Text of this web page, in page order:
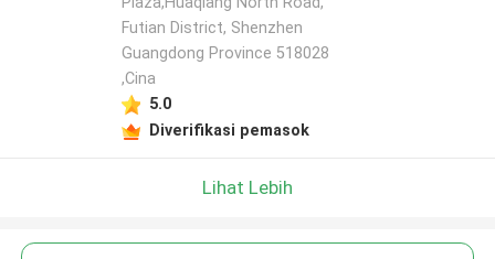
Futian District, Shenzhen
Guangdong Province 518028
,Cina
5.0
Diverifikasi pemasok
Lihat Lebih